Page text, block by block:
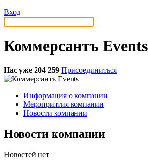
Вход
Коммерсантъ Events
Нас уже 204 259 Присоединиться
Информация о компании
Мероприятия компании
Новости компании
Новости компании
Новостей нет